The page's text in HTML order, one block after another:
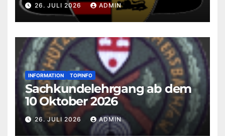
26. JULI 2026 ADMIN
INFORMATION TOPINFO
Sachkundelehrgang ab dem
10 Oktober 2026
26. JULI 2026 ADMIN